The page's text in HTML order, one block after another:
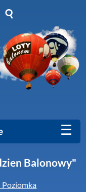
Instagram
nas na Threads
Szukaj na stronie
☰
Balonowy"
Poziomka